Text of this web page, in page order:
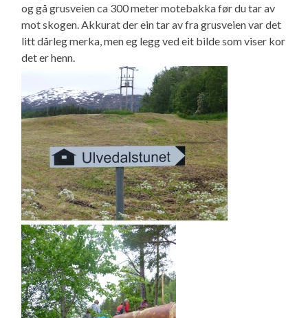
og gå grusveien ca 300 meter motebakka før du tar av
mot skogen. Akkurat der ein tar av fra grusveien var det
litt dårleg merka, men eg legg ved eit bilde som viser kor
det er henn.